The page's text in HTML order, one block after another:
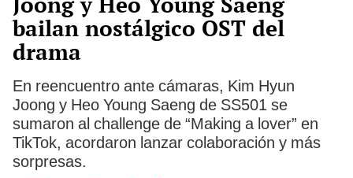
bailan nostálgico OST del
drama
En reencuentro ante cámaras, Kim Hyun
Joong y Heo Young Saeng de SS501 se
sumaron al challenge de “Making a lover” en
TikTok, acordaron lanzar colaboración y más
sorpresas.